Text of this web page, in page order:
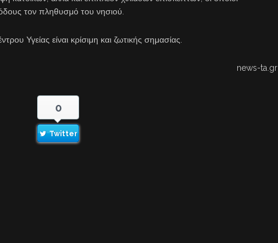
τον πληθυσμό του νησιού.
Υγείας είναι κρίσιμη και ζωτικής σημασίας.
news-ta.gr
0
Twitter